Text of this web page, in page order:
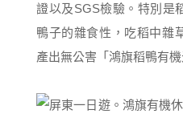
證以及SGS檢驗。特別是
鴨子的雜食性，吃稻中雜
產出無公害「鴻旗稻鴨有機